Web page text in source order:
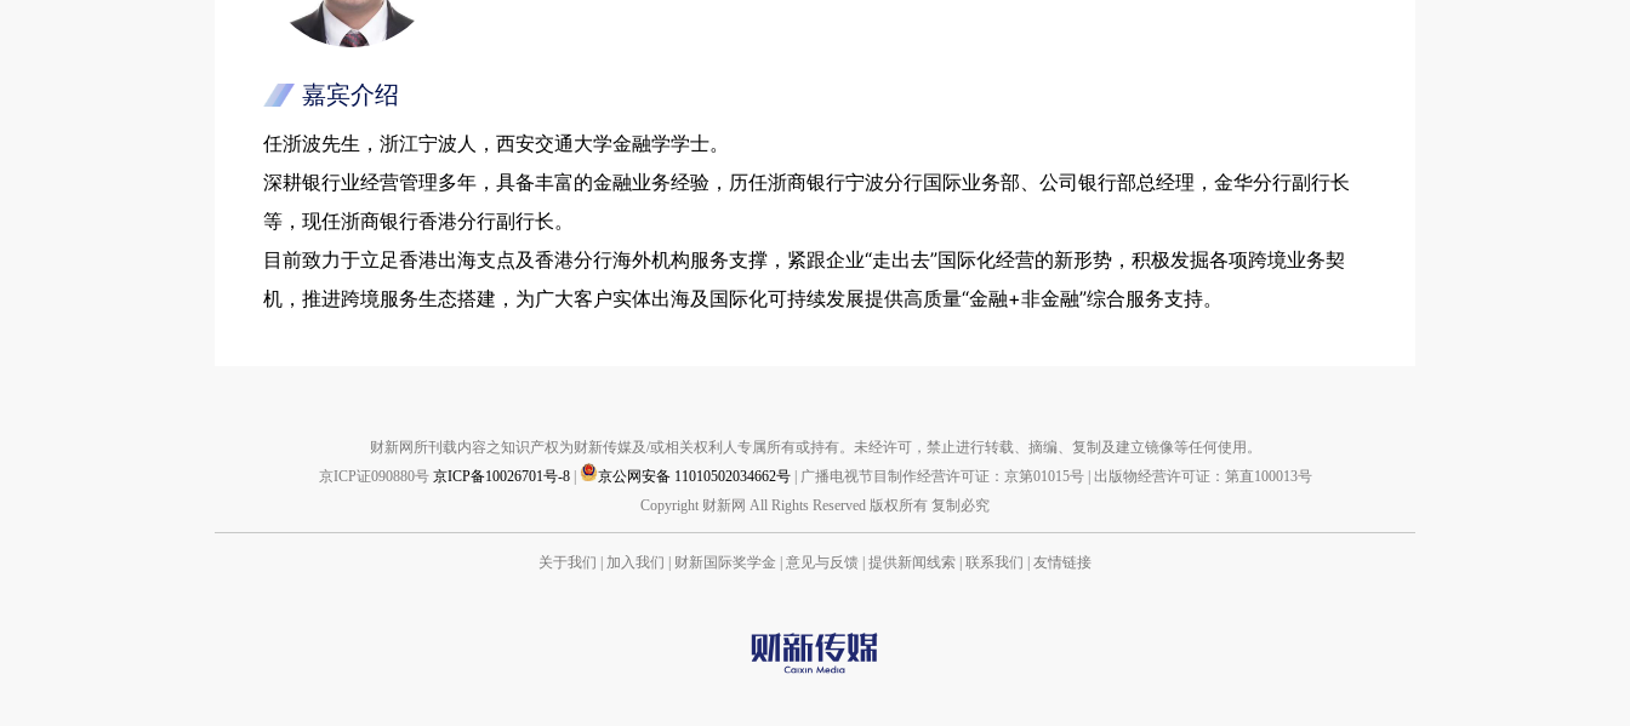
嘉宾介绍
任浙波先生，浙江宁波人，西安交通大学金融学学士。
深耕银行业经营管理多年，具备丰富的金融业务经验，历任浙商银行宁波分行国际业务部、公司银行部总经理，金华分行副行长
等，现任浙商银行香港分行副行长。
目前致力于立足香港出海支点及香港分行海外机构服务支撑，紧跟企业“走出去”国际化经营的新形势，积极发掘各项跨境业务契
机，推进跨境服务生态搭建，为广大客户实体出海及国际化可持续发展提供高质量“金融+非金融”综合服务支持。
财新网所刊载内容之知识产权为财新传媒及/或相关权利人专属所有或持有。未经许可，禁止进行转载、摘编、复制及建立镜像等任何使用。
京ICP证090880号 京ICP备10026701号-8 京公网安备 11010502034662号 广播电视节目制作经营许可证：京第01015号| 出版物经营许可证：第直100013号
Copyright 财新网 All Rights Reserved 版权所有 复制必究
关于我们 加入我们 财新国际奖学金 意见与反馈 提供新闻线索 联系我们 友情链接